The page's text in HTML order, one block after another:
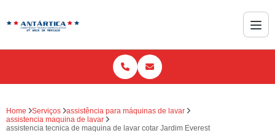
Home Serviços
assistência para máquinas de lavar
assistencia maquina de lavar
assistencia tecnica de maquina de lavar cotar Jardim Everest